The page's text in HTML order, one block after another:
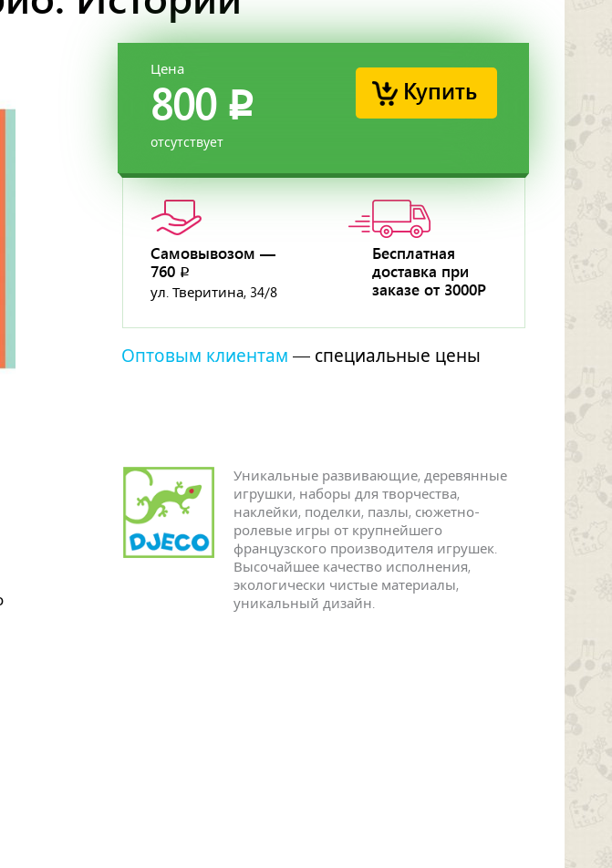
Купить
Цена
800 p
отсутствует
Самовывозом —
760 p
ул. Тверитина, 34/8
Бесплатная
доставка при
заказе от 3000Р
Оптовым клиентам — специальные цены
Уникальные развивающие, деревянные
игрушки, наборы для творчества,
наклейки, поделки, пазлы, сюжетно-
ролевые игры от крупнейшего
французского производителя игрушек.
Высочайшее качество исполнения,
экологически чистые материалы,
уникальный дизайн.